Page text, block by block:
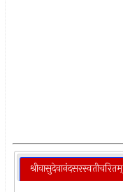
श्रीवासुदेवानंदसरस्वतीचरितम्